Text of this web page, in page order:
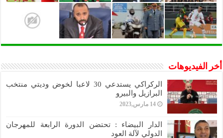
أخر الفيديوهات
الركراكي يستدعي 30 لاعبا لخوض وديتي منتخب
البرازيل والبيرو
14 مارس,2023
الدار البيضاء : تحتضن الدورة الرابعة للمهرجان
الدولي لآلة العود